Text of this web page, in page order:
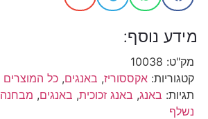
מידע נוסף:
מק"ט: 10038
קטגוריות: אקססוריז, באנגים, כל המוצרים
תגיות: באנג, באנג זכוכית, באנגים, מבחנה
נשלף